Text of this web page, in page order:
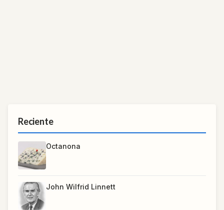
Reciente
Octanona
John Wilfrid Linnett